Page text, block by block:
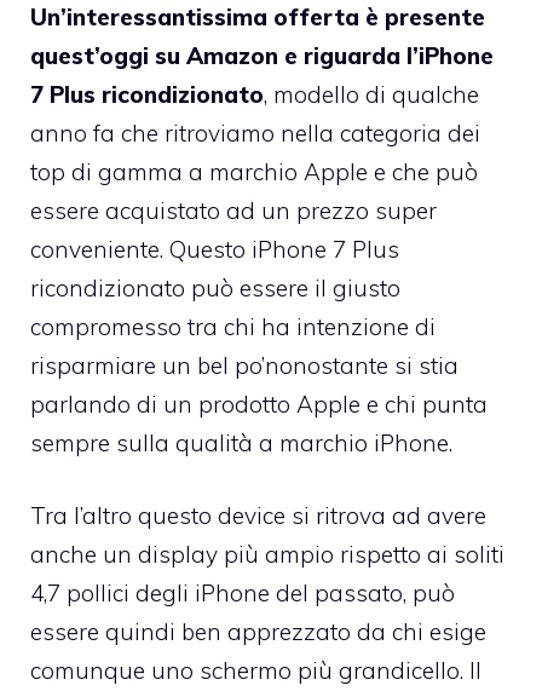
Un’interessantissima offerta è presente
quest’oggi su Amazon e riguarda l’iPhone
7 Plus ricondizionato, modello di qualche
anno fa che ritroviamo nella categoria dei
top di gamma a marchio Apple e che può
essere acquistato ad un prezzo super
conveniente. Questo iPhone 7 Plus
ricondizionato può essere il giusto
compromesso tra chi ha intenzione di
risparmiare un bel po’nonostante si stia
parlando di un prodotto Apple e chi punta
sempre sulla qualità a marchio iPhone.
Tra l’altro questo device si ritrova ad avere
anche un display più ampio rispetto ai soliti
4,7 pollici degli iPhone del passato, può
essere quindi ben apprezzato da chi esige
comunque uno schermo più grandicello. Il